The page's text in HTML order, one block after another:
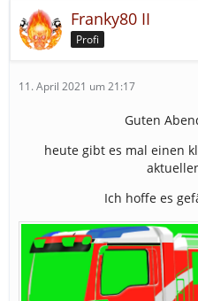
Franky80 II
Profi
11. April 2021 um 21:17
Guten
heute gibt es mal einen
Ich hoffe es